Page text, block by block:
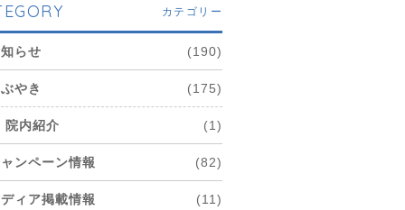
カテゴリー
らせ (190)
やき (175)
院内紹介 (1)
ンペーン情報 (82)
ディア掲載情報 (11)